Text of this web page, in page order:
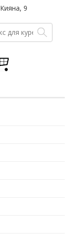
9